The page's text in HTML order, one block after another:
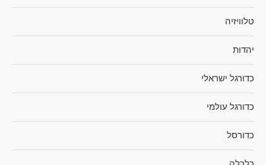
טלוויזיה
יהדות
כדורגל ישראלי
כדורגל עולמי
כדורסל